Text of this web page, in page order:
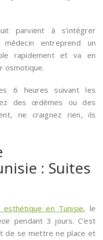
parvient à s’intégrer
entreprend un
rapidement et va en
osmotique.
6 heures suivant les
des œdèmes ou des
ne craignez rien, ils
: Suites
esthétique en Tunisie, le
pendant 3 jours. C’est
de se mettre ne place et